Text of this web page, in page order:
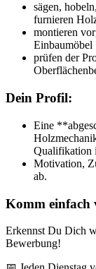
sägen,
furnieren
montieren
Einbaumöbel
prüfen der
Dein Profil:
Eine
Qualifikation
Motivation,
ab.
Komm einfach
Erkennst Du Dich
Bewerbung!